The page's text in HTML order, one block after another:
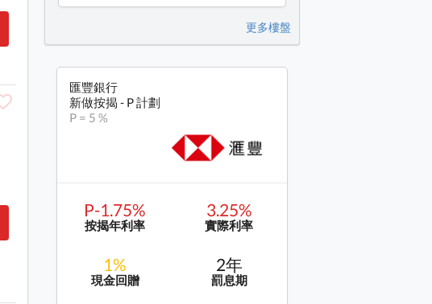
更多樓盤
匯豐銀行
新做按揭 - P 計劃
P = 5 %
P-1.75%
按揭年利率
3.25%
實際利率
1%
現金回贈
2年
罰息期